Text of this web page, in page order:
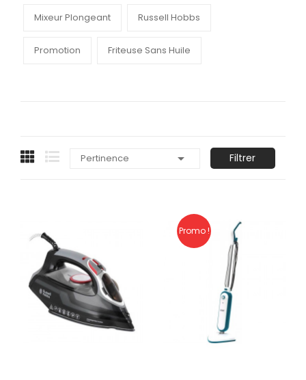
Mixeur Plongeant Russell Hobbs
Promotion Friteuse Sans Huile
Pertinence  Filtrer
Promo !